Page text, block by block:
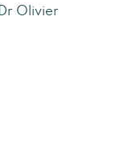
Olivier